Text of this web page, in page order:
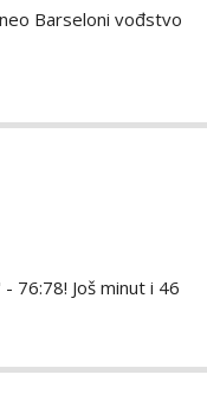
Barseloni vođstvo
76:78! Još minut i 46